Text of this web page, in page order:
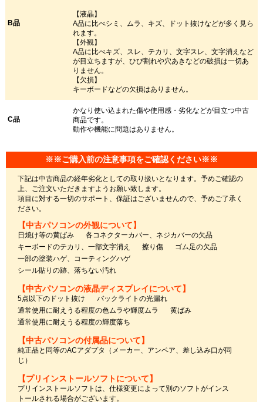
B品
【液晶】
A品に比べシミ、ムラ、キズ、ドット抜けなどが多く見ら
れます。
【外観】
A品に比べキズ、スレ、テカリ、文字スレ、文字消えなど
が目立ちますが、ひび割れや穴あきなどの破損は一切あ
りません。
【欠損】
キーボードなどの欠損はありません。
C品
かなり使い込まれた傷や使用感・劣化などが目立つ中古
商品です。
動作や機能に問題はありません。
※※ご購入前の注意事項をご確認ください※※
下記は中古商品の経年劣化としての取り扱いとなります。予めご確認の
上、ご注文いただきますようお願い致します。
項目に対する一切のサポート、保証はございませんので、予めご了承く
ださい。
【中古パソコンの外観について】
日焼け等の黄ばみ
各コネクターカバー、ネジカバーの欠品
キーボードのテカリ、一部文字消え
擦り傷
ゴム足の欠品
一部の塗装ハゲ、コーティングハゲ
シール貼りの跡、落ちない汚れ
【中古パソコンの液晶ディスプレイについて】
5点以下のドット抜け
バックライトの光漏れ
通常使用に耐えうる程度の色ムラや輝度ムラ
黄ばみ
通常使用に耐えうる程度の輝度落ち
【中古パソコンの付属品について】
純正品と同等のACアダプタ（メーカー、アンペア、差し込み口が同
じ）
【プリインストールソフトについて】
プリインストールソフトは、仕様変更によって別のソフトがインス
トールされる場合がございます。